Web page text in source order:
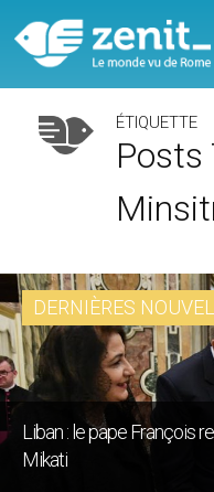
ÉTIQUETTE
Posts
DERNIÈRES
Liban : le pape François
Mikati